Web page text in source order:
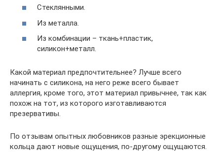
Стеклянными.
Из металла.
Из комбинации – ткань+пластик,
силикон+металл.
Какой материал предпочтительнее? Лучше всего
начинать с силикона, на него реже всего бывает
аллергия, кроме того, этот материал привычнее, так как
похож на тот, из которого изготавливаются
презервативы.
По отзывам опытных любовников разные эрекционные
кольца дают новые ощущения, по-другому ощущаются.